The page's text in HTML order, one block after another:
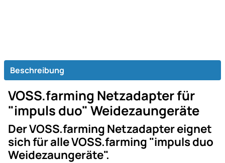
Beschreibung
VOSS.farming Netzadapter für
"impuls duo" Weidezaungeräte
Der VOSS.farming Netzadapter eignet
sich für alle VOSS.farming "impuls duo
Weidezaungeräte".